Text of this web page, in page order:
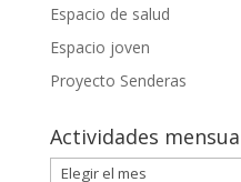
Espacio de salud
Espacio joven
Proyecto Senderas
Actividades
Actividades